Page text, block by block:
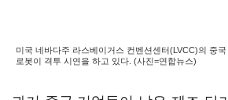
미국 네바다주 라스베이거스 컨벤션센터(LVCC)의 중
로봇이 격투 시연을 하고 있다. (사진=연합뉴스)